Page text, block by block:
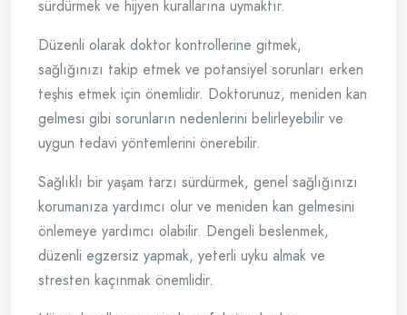
sürdürmek ve hijyen kurallarına uymaktır.
Düzenli olarak doktor kontrollerine gitmek,
sağlığınızı takip etmek ve potansiyel sorunları erken
teşhis etmek için önemlidir. Doktorunuz, meniden kan
gelmesi gibi sorunların nedenlerini belirleyebilir ve
uygun tedavi yöntemlerini önerebilir.
Sağlıklı bir yaşam tarzı sürdürmek, genel sağlığınızı
korumanıza yardımcı olur ve meniden kan gelmesini
önlemeye yardımcı olabilir. Dengeli beslenmek,
düzenli egzersiz yapmak, yeterli uyku almak ve
stresten kaçınmak önemlidir.